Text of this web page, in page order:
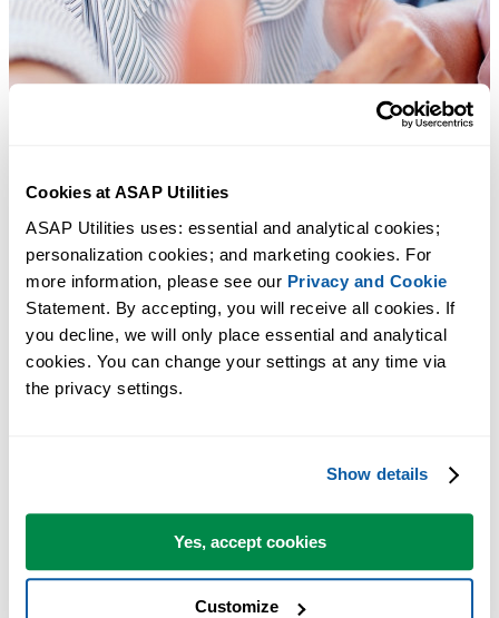
Cookies at ASAP Utilities
ASAP Utilities uses: essential and analytical cookies;
personalization cookies; and marketing cookies. For
more information, please see our Privacy and Cookie
Statement. By accepting, you will receive all cookies. If
you decline, we will only place essential and analytical
cookies. You can change your settings at any time via
the privacy settings.
Show details
Yes, accept cookies
Customize
许多 Excel 用户希望 Excel 内置的实用工具
您可以立即开始使用，无需培训。